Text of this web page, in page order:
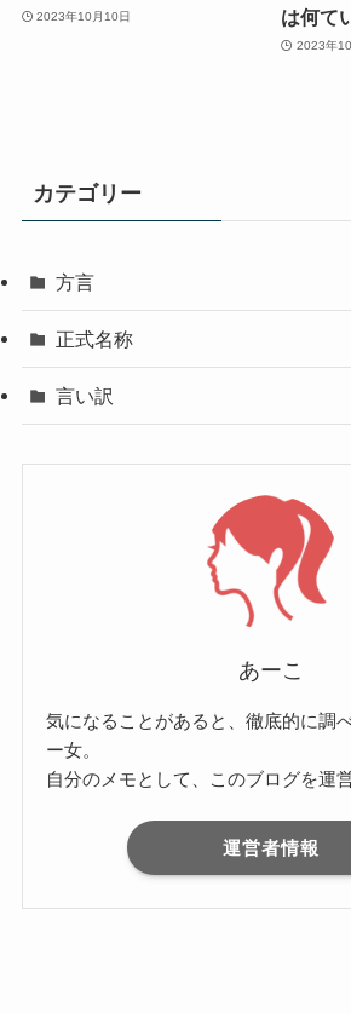
2023年10月10日
は何て
2023年
カテゴリー
方言
正式名称
言い訳
あーこ
気になることがあると、徹底的に調
ー女。
自分のメモとして、このブログを運
運営者情報